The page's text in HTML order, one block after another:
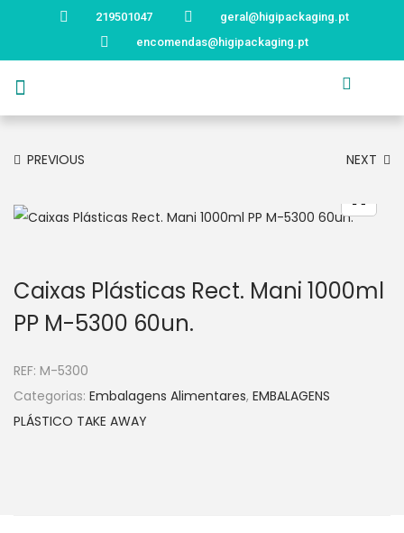
219501047
geral@higipackaging.pt
encomendas@higipackaging.pt
PREVIOUS NEXT
Caixas Plásticas Rect. Mani 1000ml
PP M-5300 60un.
REF: M-5300
Categorias: Embalagens Alimentares, EMBALAGENS
PLÁSTICO TAKE AWAY